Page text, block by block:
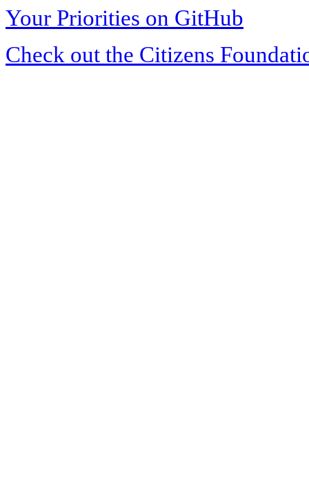
Your Priorities on GitHub
Check out the Citizens